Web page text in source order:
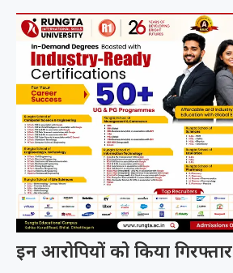
इन आरोपियों को किया गिरफ्तार